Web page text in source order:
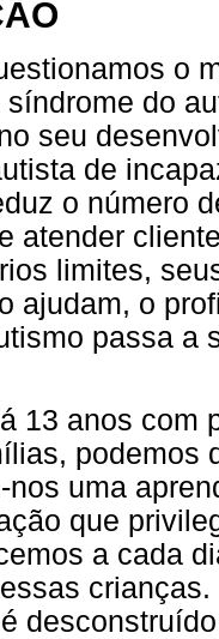
o
síndrome do
seu
de
o número
atender
limites,
ajudam, o
passa a
13 anos com
podemos
nos uma
que
a cada